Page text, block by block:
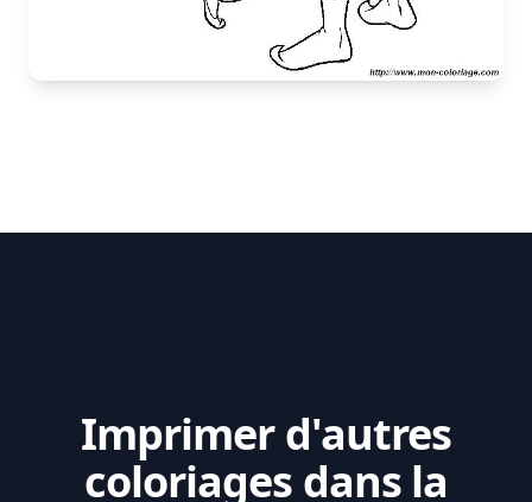
Imprimer d'autres
coloriages dans la